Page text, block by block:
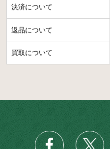
決済について
返品について
買取について